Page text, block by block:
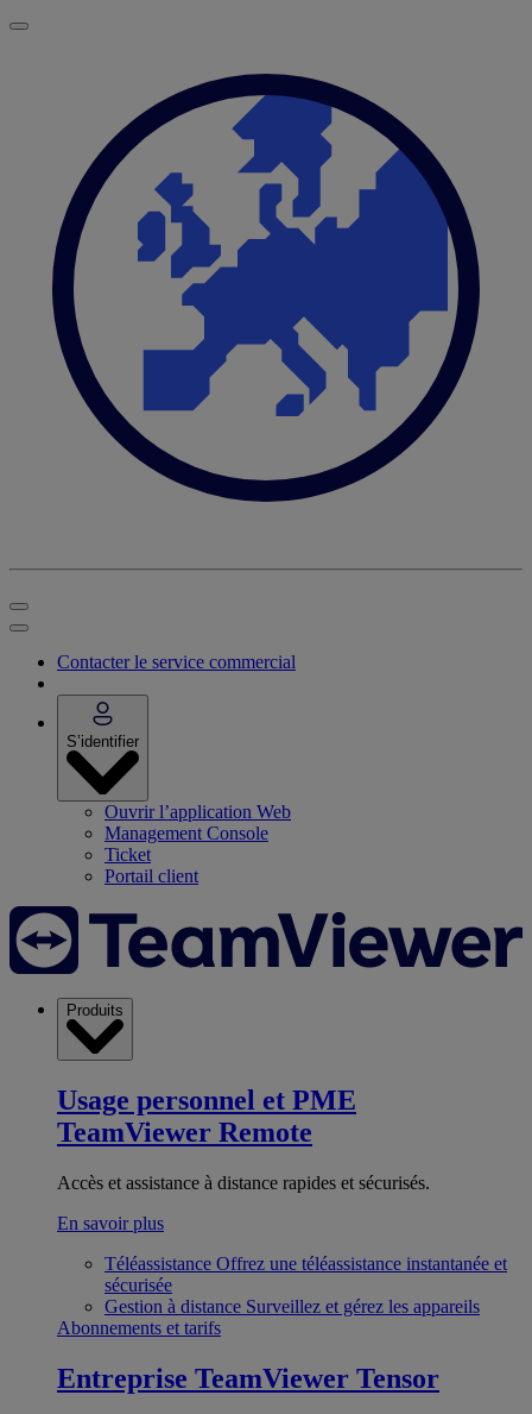
Contacter le service commercial
S’identifier
Ouvrir l’application Web
Management Console
Ticket
Portail client
Produits
Usage personnel et PME
TeamViewer Remote
Accès et assistance à distance rapides et sécurisés.
En savoir plus
Téléassistance Offrez une téléassistance instantanée et
sécurisée
Gestion à distance Surveillez et gérez les appareils
Abonnements et tarifs
Entreprise TeamViewer Tensor